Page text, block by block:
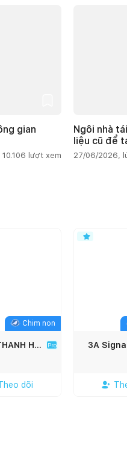
gian
10.106 lượt xem
Ngôi nhà
liệu cũ để
27/06/2026,
Chim non
NGUYỄN THANH HẢI Pro
dõi
3A